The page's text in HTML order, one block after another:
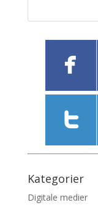
Kategorier
Digitale medier